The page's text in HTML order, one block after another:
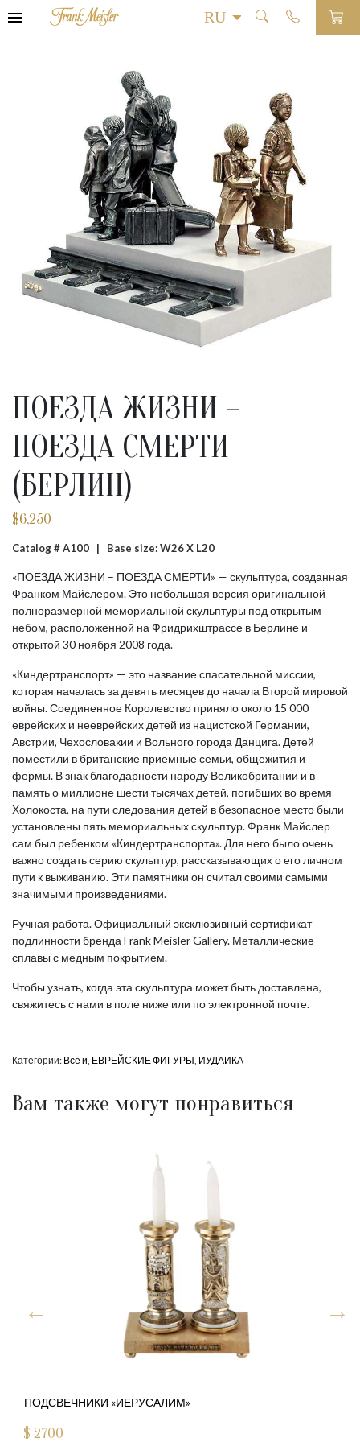
ПОЕЗДА ЖИЗНИ –
ПОЕЗДА СМЕРТИ
(БЕРЛИН)
$6,250
Catalog # A100 | Base size: W26 X L20
«ПОЕЗДА ЖИЗНИ – ПОЕЗДА СМЕРТИ» — скульптура, созданная
Франком Майслером. Это небольшая версия оригинальной
полноразмерной мемориальной скульптуры под открытым
небом, расположенной на Фридрихштрассе в Берлине и
открытой 30 ноября 2008 года.
«Киндертранспорт» — это название спасательной миссии,
которая началась за девять месяцев до начала Второй мировой
войны. Соединенное Королевство приняло около 15 000
еврейских и нееврейских детей из нацистской Германии,
Австрии, Чехословакии и Вольного города Данцига. Детей
поместили в британские приемные семьи, общежития и
фермы. В знак благодарности народу Великобритании и в
память о миллионе шести тысячах детей, погибших во время
Холокоста, на пути следования детей в безопасное место были
установлены пять мемориальных скульптур. Франк Майслер
сам был ребенком «Киндертранспорта». Для него было очень
важно создать серию скульптур, рассказывающих о его личном
пути к выживанию. Эти памятники он считал своими самыми
значимыми произведениями.
Ручная работа. Официальный эксклюзивный сертификат
подлинности бренда Frank Meisler Gallery. Металлические
сплавы с медным покрытием.
Чтобы узнать, когда эта скульптура может быть доставлена,
свяжитесь с нами в поле ниже или по электронной почте.
Категории: Всё и, ЕВРЕЙСКИЕ ФИГУРЫ, ИУДАИКА
Вам также могут понравиться
ПОДСВЕЧНИКИ «ИЕРУСАЛИМ»
$ 2700